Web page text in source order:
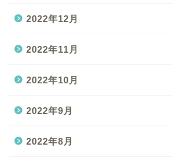
2022年12月
2022年11月
2022年10月
2022年9月
2022年8月